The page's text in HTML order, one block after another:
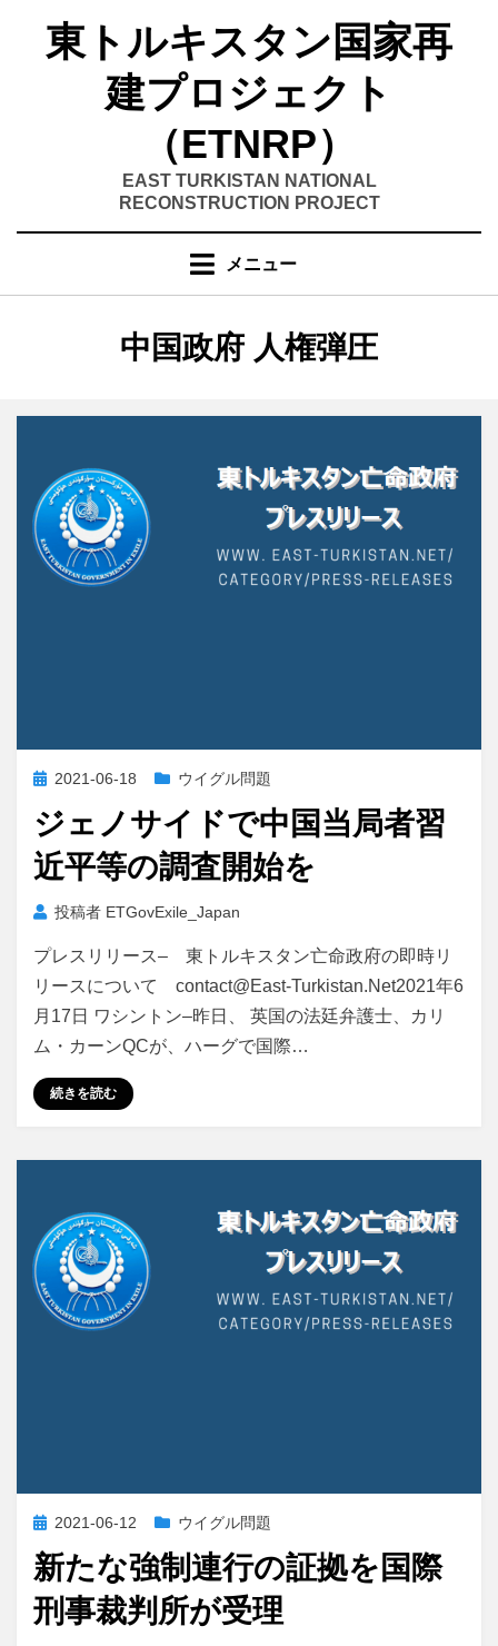
東トルキスタン国家再
建プロジェクト
（ETNRP）
EAST TURKISTAN NATIONAL
RECONSTRUCTION PROJECT
メニュー
カテゴリー
:
中国政府 人権弾圧
投
日:
2021-06-18 ウイグル問題
ジェノサイドで中国当局者習
近平等の調査開始を
投稿者 ETGovExile_Japan
プレスリリース– 東トルキスタン亡命政府の即時リ
リースについて contact@East-Turkistan.Net2021年6
月17日 ワシントン–昨日、 英国の法廷弁護士、カリ
ム・カーンQCが、ハーグで国際…
続きを読む
投
日:
2021-06-12 ウイグル問題
新たな強制連行の証拠を国際
刑事裁判所が受理